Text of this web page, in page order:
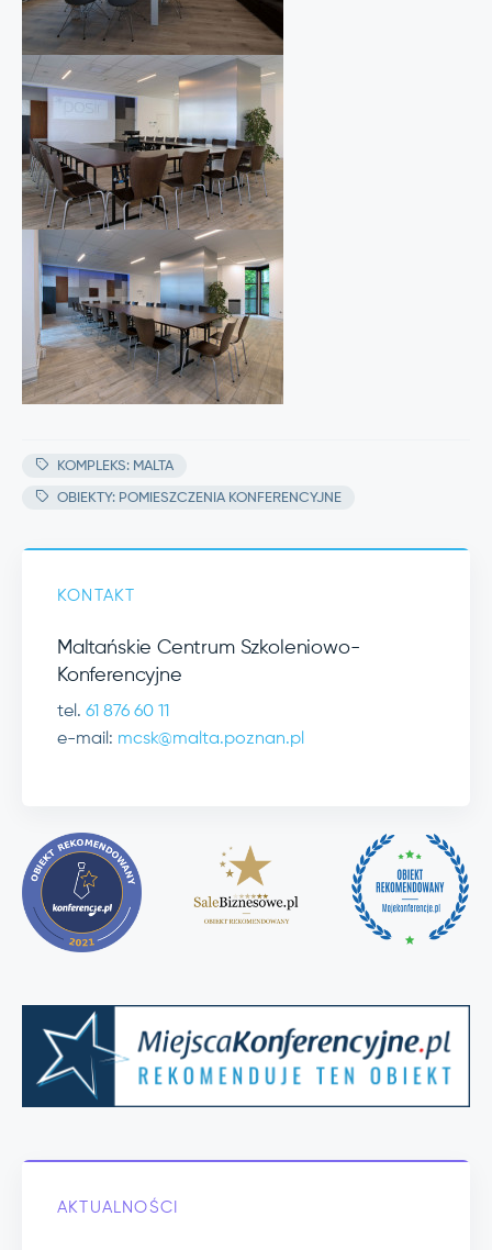
KOMPLEKS: MALTA
OBIEKTY: POMIESZCZENIA KONFERENCYJNE
KONTAKT
Maltańskie Centrum Szkoleniowo-
Konferencyjne
tel. 61 876 60 11
e-mail: mcsk@malta.poznan.pl
AKTUALNOŚCI